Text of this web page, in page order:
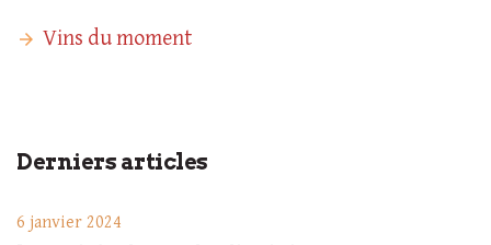
Vins du moment
Derniers articles
6 janvier 2024